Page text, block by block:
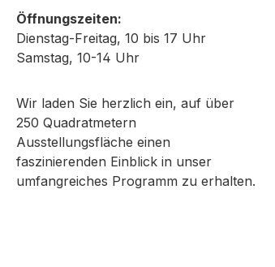
Öffnungszeiten:
Dienstag-Freitag, 10 bis 17 Uhr
Samstag, 10-14 Uhr
Wir laden Sie herzlich ein, auf über
250 Quadratmetern
Ausstellungsfläche einen
faszinierenden Einblick in unser
umfangreiches Programm zu erhalten.